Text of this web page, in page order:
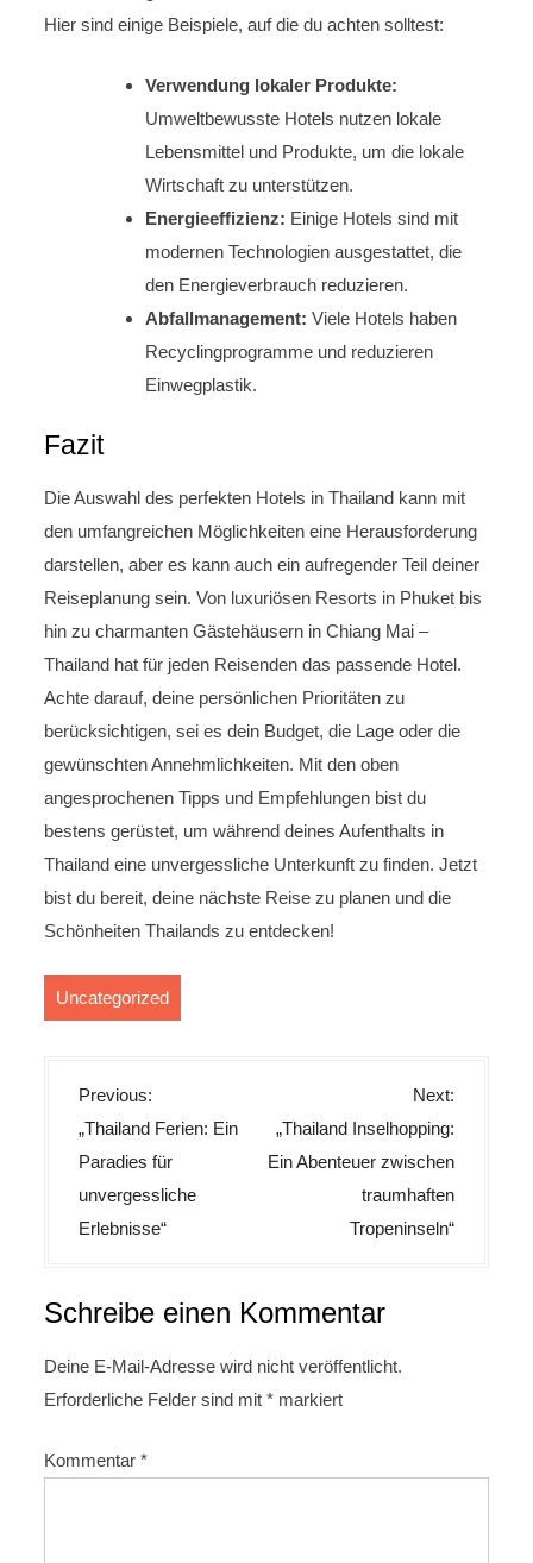
Hier sind einige Beispiele, auf die du achten solltest:
Verwendung lokaler Produkte:
Umweltbewusste Hotels nutzen lokale
Lebensmittel und Produkte, um die lokale
Wirtschaft zu unterstützen.
Energieeffizienz: Einige Hotels sind mit
modernen Technologien ausgestattet, die
den Energieverbrauch reduzieren.
Abfallmanagement: Viele Hotels haben
Recyclingprogramme und reduzieren
Einwegplastik.
Fazit
Die Auswahl des perfekten Hotels in Thailand kann mit
den umfangreichen Möglichkeiten eine Herausforderung
darstellen, aber es kann auch ein aufregender Teil deiner
Reiseplanung sein. Von luxuriösen Resorts in Phuket bis
hin zu charmanten Gästehäusern in Chiang Mai –
Thailand hat für jeden Reisenden das passende Hotel.
Achte darauf, deine persönlichen Prioritäten zu
berücksichtigen, sei es dein Budget, die Lage oder die
gewünschten Annehmlichkeiten. Mit den oben
angesprochenen Tipps und Empfehlungen bist du
bestens gerüstet, um während deines Aufenthalts in
Thailand eine unvergessliche Unterkunft zu finden. Jetzt
bist du bereit, deine nächste Reise zu planen und die
Schönheiten Thailands zu entdecken!
Uncategorized
B
e
i
t
r
g
n
a
i
Previous:
„Thailand Ferien: Ein
Paradies für
unvergessliche
Erlebnisse“
Next:
„Thailand Inselhopping:
Ein Abenteuer zwischen
traumhaften
Tropeninseln“
Schreibe einen Kommentar
Deine E-Mail-Adresse wird nicht veröffentlicht.
Erforderliche Felder sind mit* markiert
Kommentar*